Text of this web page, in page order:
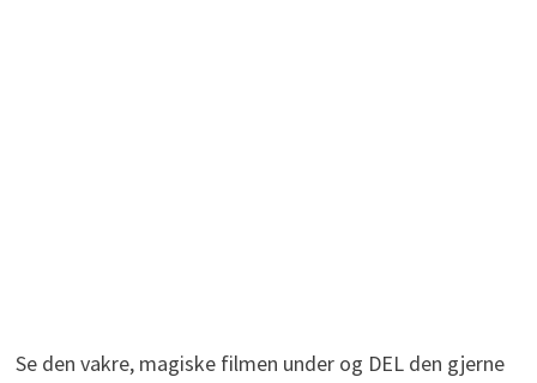
Se den vakre, magiske filmen under og DEL den gjerne